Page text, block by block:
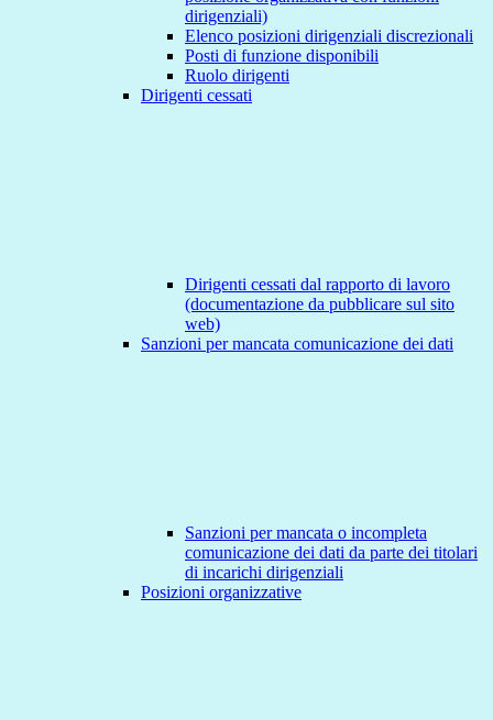
dirigenziali)
Elenco posizioni dirigenziali discrezionali
Posti di funzione disponibili
Ruolo dirigenti
Dirigenti cessati
Dirigenti cessati dal rapporto di lavoro
(documentazione da pubblicare sul sito
web)
Sanzioni per mancata comunicazione dei dati
Sanzioni per mancata o incompleta
comunicazione dei dati da parte dei titolari
di incarichi dirigenziali
Posizioni organizzative